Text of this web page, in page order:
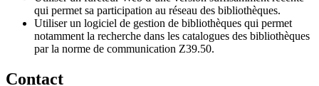
qui permet sa participation au réseau des bibliothèques.
Utiliser un logiciel de gestion de bibliothèques qui permet
notamment la recherche dans les catalogues des bibliothèques
par la norme de communication Z39.50.
Contact